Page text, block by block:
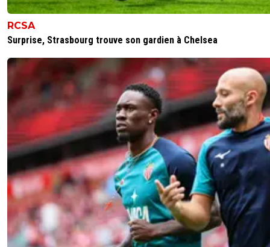
RCSA
Surprise, Strasbourg trouve son gardien à Chelsea